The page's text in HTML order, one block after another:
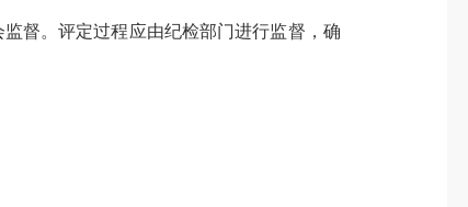
督。评定过程应由纪检部门进行监督，确